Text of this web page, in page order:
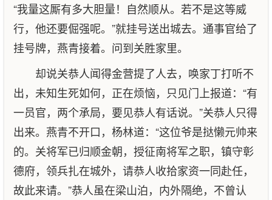
“我量这厮有多大胆量！自然顺从。若不是这等威
行，他还要倔强呢。”就挂号送出城去。通事官给了
挂号牌，燕青接着。问到关胜家里。
却说关恭人闻得金营提了人去，唤家丁打听不
出，未知生死如何，正在烦恼，只见门上报道：“有
一员官，两个承局，要见恭人有话说。”关恭人只得
出来。燕青不开口，杨林道：“这位爷是挞懒元帅来
的。关将军已归顺金朝，授征南将军之职，镇守彰
德府，领兵扎在城外，请恭人收拾家资一同赴任，
故此来请。”恭人虽在梁山泊，内外隔绝，不曾认